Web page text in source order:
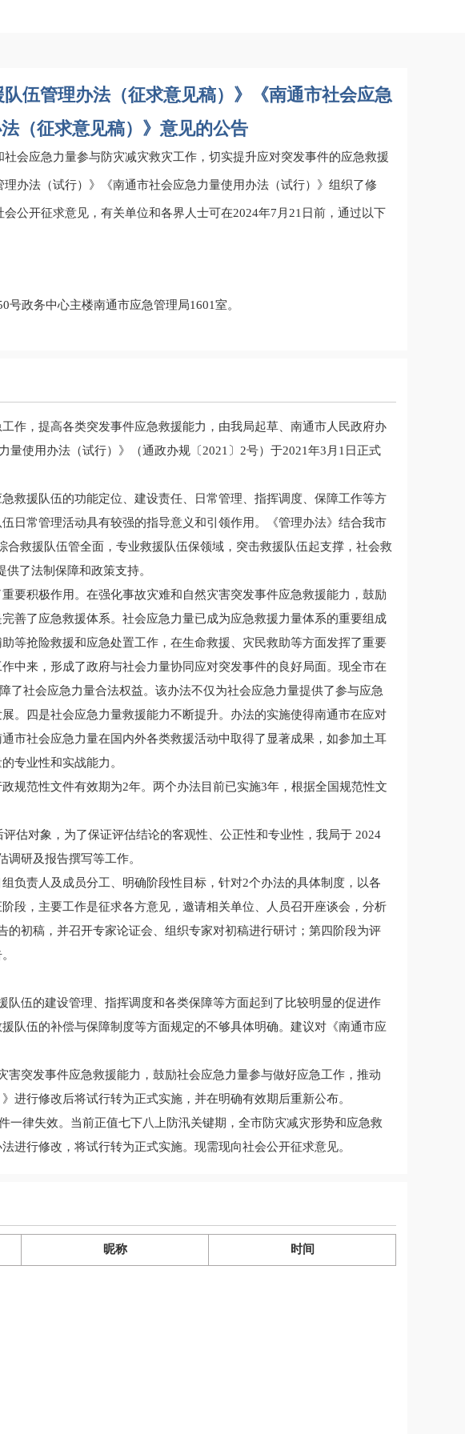
伍管理办法（征求意见稿）》《南通市社会应急
（征求意见稿）》意见的公告
会应急力量参与防灾减灾救灾工作，切实提升应对突发事件的应急救援
办法（试行）》《南通市社会应急力量使用办法（试行）》组织了修
公开征求意见，有关单位和各界人士可在2024年7月21日前，通过以下
号政务中心主楼南通市应急管理局1601室。
南通市应急管理局
2024年7月11日
作，提高各类突发事件应急救援能力，由我局起草、南通市人民政府办
使用办法（试行）》（通政办规〔2021〕2号）于2021年3月1日正式
救援队伍的功能定位、建设责任、日常管理、指挥调度、保障工作等方
日常管理活动具有较强的指导意义和引领作用。《管理办法》结合我市
救援队伍管全面，专业救援队伍保领域，突击救援队伍起支撑，社会救
了法制保障和政策支持。
要积极作用。在强化事故灾难和自然灾害突发事件应急救援能力，鼓励
善了应急救援体系。社会应急力量已成为应急救援力量体系的重要组成
等抢险救援和应急处置工作，在生命救援、灾民救助等方面发挥了重要
中来，形成了政府与社会力量协同应对突发事件的良好局面。现全市在
了社会应急力量合法权益。该办法不仅为社会应急力量提供了参与应急
。四是社会应急力量救援能力不断提升。办法的实施使得南通市在应对
市社会应急力量在国内外各类救援活动中取得了显著成果，如参加土耳
专业性和实战能力。
规范性文件有效期为2年。两个办法目前已实施3年，根据全国规范性文
估对象，为了保证评估结论的客观性、公正性和专业性，我局于 2024
研及报告撰写等工作。
负责人及成员分工、明确阶段性目标，针对2个办法的具体制度，以各
段，主要工作是征求各方意见，邀请相关单位、人员召开座谈会，分析
初稿，并召开专家论证会、组织专家对初稿进行研讨；第四阶段为评
伍的建设管理、指挥调度和各类保障等方面起到了比较明显的促进作
队伍的补偿与保障制度等方面规定的不够具体明确。建议对《南通市应
突发事件应急救援能力，鼓励社会应急力量参与做好应急工作，推动
进行修改后将试行转为正式实施，并在明确有效期后重新公布。
律失效。当前正值七下八上防汛关键期，全市防灾减灾形势和应急救
进行修改，将试行转为正式实施。现需现向社会公开征求意见。
昵称 时间